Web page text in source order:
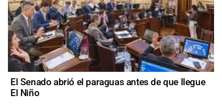
El Senado abrió el paraguas antes de que llegue
El Niño